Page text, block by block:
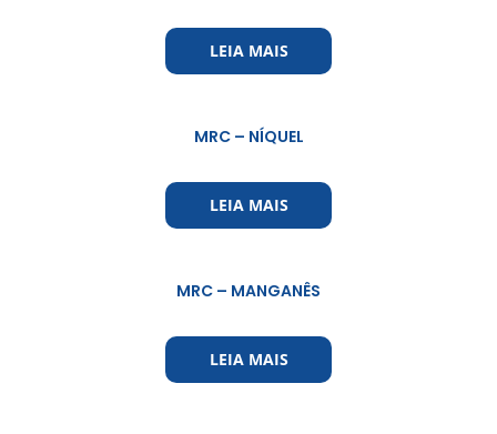
LEIA MAIS
MRC – NÍQUEL
LEIA MAIS
MRC – MANGANÊS
LEIA MAIS